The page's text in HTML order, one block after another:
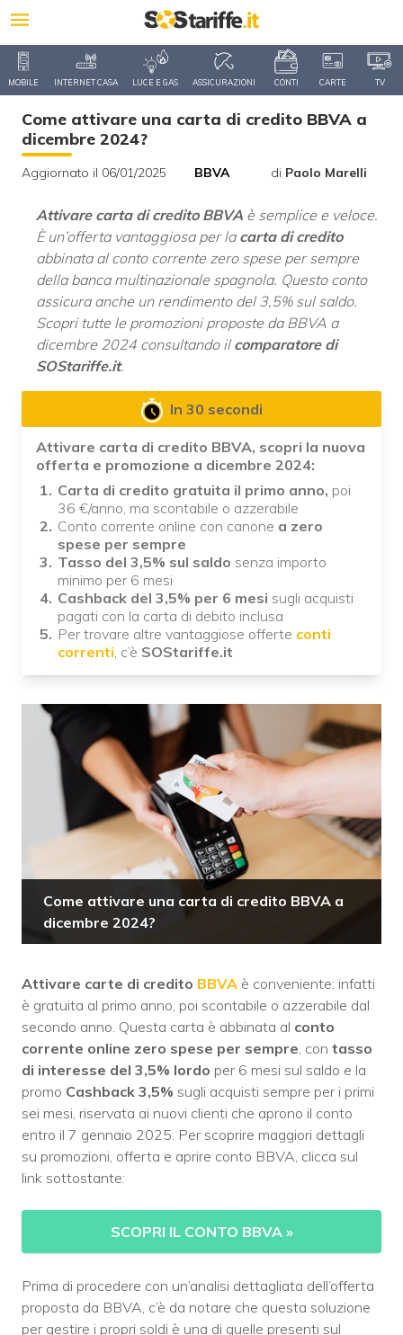
MOBILE INTERNET CASA LUCE E GAS ASSICURAZIONI CONTI CARTE TV
Come attivare una carta di credito BBVA a
dicembre 2024?
Aggiornato il 06/01/2025 BBVA di Paolo Marelli
Attivare carta di credito BBVA è semplice e veloce.
È un’offerta vantaggiosa per la carta di credito
abbinata al conto corrente zero spese per sempre
della banca multinazionale spagnola. Questo conto
assicura anche un rendimento del 3,5% sul saldo.
Scopri tutte le promozioni proposte da BBVA a
dicembre 2024 consultando il comparatore di
SOStariffe.it.
In 30 secondi
Attivare carta di credito BBVA, scopri la nuova
offerta e promozione a dicembre 2024:
Carta di credito gratuita il primo anno, poi
36 €/anno, ma scontabile o azzerabile
Conto corrente online con canone a zero
spese per sempre
Tasso del 3,5% sul saldo senza importo
minimo per 6 mesi
Cashback del 3,5% per 6 mesi sugli acquisti
pagati con la carta di debito inclusa
Per trovare altre vantaggiose offerte conti
correnti, c’è SOStariffe.it
Come attivare una carta di credito BBVA a
dicembre 2024?
Attivare carte di credito BBVA è conveniente: infatti
è gratuita al primo anno, poi scontabile o azzerabile dal
secondo anno. Questa carta è abbinata al conto
corrente online zero spese per sempre , con tasso
di interesse del 3,5% lordo per 6 mesi sul saldo e la
promo Cashback 3,5% sugli acquisti sempre per i primi
sei mesi, riservata ai nuovi clienti che aprono il conto
entro il 7 gennaio 2025. Per scoprire maggiori dettagli
su promozioni, offerta e aprire conto BBVA, clicca sul
link sottostante:
SCOPRI IL CONTO BBVA »
Prima di procedere con un’analisi dettagliata dell’offerta
proposta da BBVA, c’è da notare che questa soluzione
per gestire i propri soldi è una di quelle presenti sul